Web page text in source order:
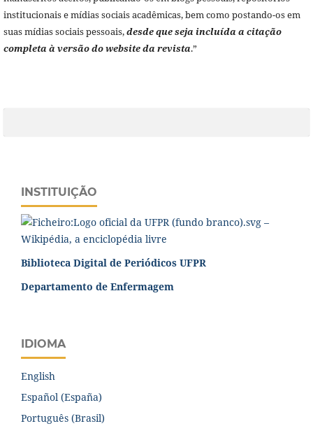
institucionais e mídias sociais acadêmicas, bem como postando-os em
suas mídias sociais pessoais,desde que seja incluída a citação
completa à versão do website da revista.”
INSTITUIÇÃO
Biblioteca Digital de Periódicos UFPR
Departamento de Enfermagem
IDIOMA
English
Español (España)
Português (Brasil)